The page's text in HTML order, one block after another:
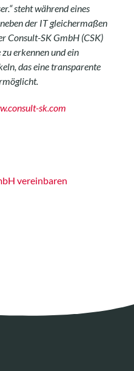
steht während eines
der IT gleichermaßen
Consult-SK GmbH (CSK)
erkennen und ein
das eine transparente
sk.com
vereinbaren